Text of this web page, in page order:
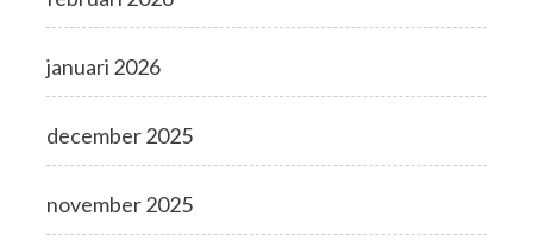
januari 2026
december 2025
november 2025